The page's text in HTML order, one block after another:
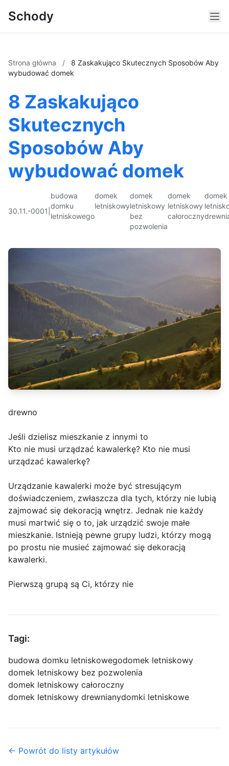
Schody
Strona główna /
8 Zaskakująco Skutecznych Sposobów Aby
wybudować domek
8 Zaskakująco
Skutecznych
Sposobów Aby
wybudować domek
30.11.-0001
budowa
domku
letniskowego
domek
letniskowy
domek
letniskowy
bez
pozwolenia
domek
letniskowy
całoroczny
domek
drewno
Jeśli dzielisz mieszkanie z innymi to
Kto nie musi urządzać kawalerkę? Kto nie musi
urządzać kawalerkę?
Urządzanie kawalerki może być stresującym
doświadczeniem, zwłaszcza dla tych, którzy nie lubią
zajmować się dekoracją wnętrz. Jednak nie każdy
musi martwić się o to, jak urządzić swoje małe
mieszkanie. Istnieją pewne grupy ludzi, którzy mogą
po prostu nie musieć zajmować się dekoracją
kawalerki.
Pierwszą grupą są Ci, którzy nie
Tagi:
budowa domku letniskowegodomek letniskowy
domek letniskowy bez pozwolenia
domek letniskowy całoroczny
domek letniskowy drewnianydomki letniskowe
← Powrót do listy artykułów